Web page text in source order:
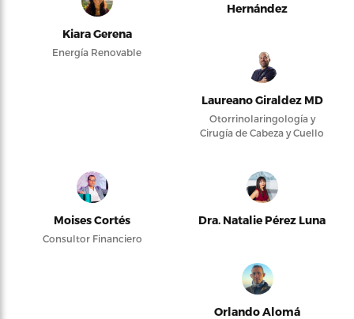
Kiara Gerena
Energía Renovable
Hernández
Laureano Giraldez MD
Otorrinolaringología y
Cirugía de Cabeza y Cuello
Moises Cortés
Consultor Financiero
Dra. Natalie Pérez Luna
Orlando Alomá